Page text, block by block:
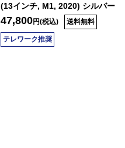
(13インチ, M1, 2020) シルバー
47,800円(税込) 送料無料
テレワーク推奨